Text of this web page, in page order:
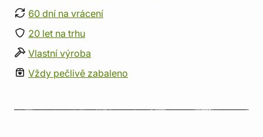
60 dní na vrácení
20 let na trhu
Vlastní výroba
Vždy pečlivě zabaleno